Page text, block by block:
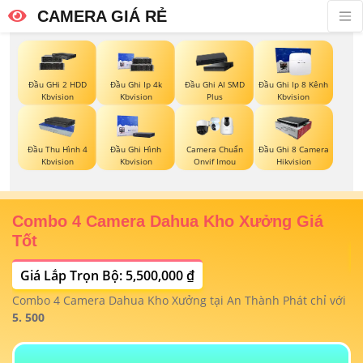
CAMERA GIÁ RẺ
Đầu GHi 2 HDD
Kbvision
Đầu Ghi Ip 4k
Kbvision
Đầu Ghi AI SMD
Plus
Đầu Ghi Ip 8 Kênh
Kbvision
Đầu Thu Hình 4
Kbvision
Đầu Ghi Hình
Kbvision
Camera Chuẩn
Onvif Imou
Đầu Ghi 8 Camera
Hikvision
Combo 4 Camera Dahua Kho Xưởng Giá
Tốt
Giá Lắp Trọn Bộ: 5,500,000 ₫
Combo 4 Camera Dahua Kho Xưởng tại An Thành Phát chỉ với
5. 500